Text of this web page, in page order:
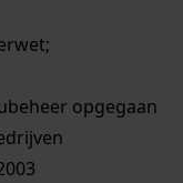
opgegaan